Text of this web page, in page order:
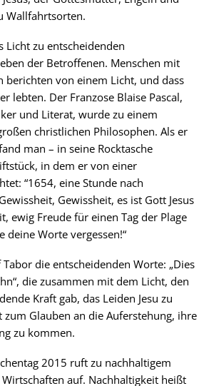
Wallfahrtsorten.
zu entscheidenden
der Betroffenen. Menschen mit
berichten von einem Licht, und dass
lebten. Der Franzose Blaise Pascal,
und Literat, wurde zu einem
christlichen Philosophen. Als er
man – in seine Rocktasche
in dem er von einer
“1654, eine Stunde nach
Gewissheit, es ist Gott Jesus
ewig Freude für einen Tag der Plage
deine Worte vergessen!“
die entscheidenden Worte: „Dies
die zusammen mit dem Licht, den
Kraft gab, das Leiden Jesu zu
Glauben an die Auferstehung, ihre
zu kommen.
2015 ruft zu nachhaltigem
auf. Nachhaltigkeit heißt